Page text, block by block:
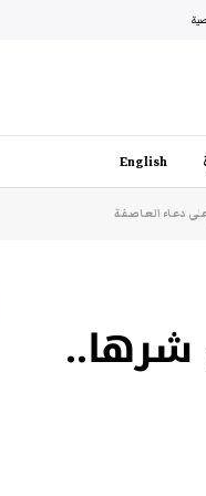
English
دعاء العاصفة
شرها..